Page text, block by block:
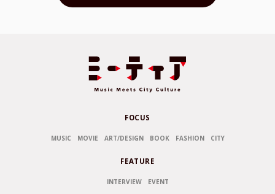
FOCUS
MUSIC MOVIE ART/DESIGN BOOK FASHION CITY
FEATURE
INTERVIEW EVENT